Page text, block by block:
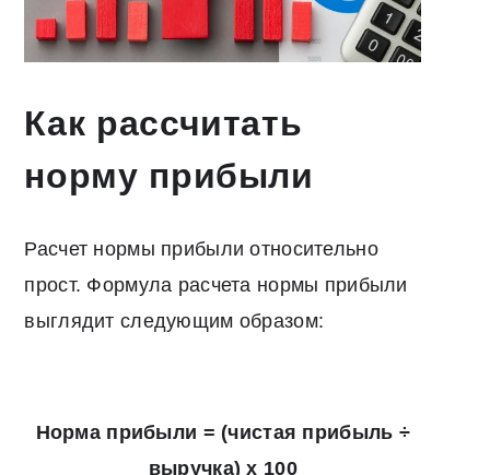
Как рассчитать
норму прибыли
Расчет нормы прибыли относительно
прост. Формула расчета нормы прибыли
выглядит следующим образом:
Норма прибыли = (чистая прибыль ÷
выручка) x 100